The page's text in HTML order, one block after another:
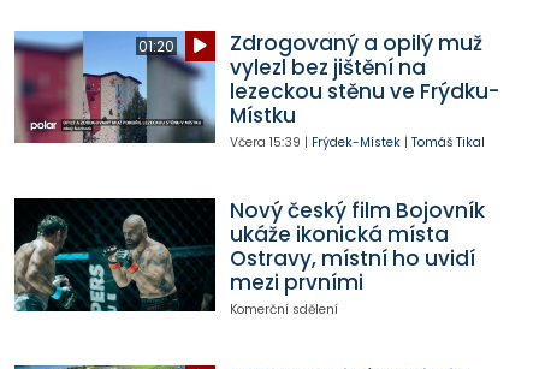
01:20
Zdrogovaný a opilý muž
vylezl bez jištění na
lezeckou stěnu ve Frýdku-
Místku
Včera 15:39 | Frýdek-Místek| Tomáš Tikal
Nový český film Bojovník
ukáže ikonická místa
Ostravy, místní ho uvidí
mezi prvními
Komerční sdělení